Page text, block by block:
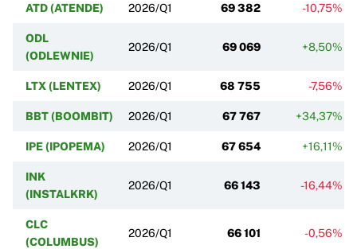
ATD (ATENDE) 2026/Q1 69 382 -10,75%
ODL
(ODLEWNIE)
2026/Q1 69 069 +8,50%
LTX (LENTEX) 2026/Q1 68 755 -7,56%
BBT (BOOMBIT) 2026/Q1 67 767 +34,37%
IPE (IPOPEMA) 2026/Q1 67 654 +16,11%
INK
(INSTALKRK)
2026/Q1 66 143 -16,44%
CLC
(COLUMBUS)
2026/Q1 66 101 -0,56%